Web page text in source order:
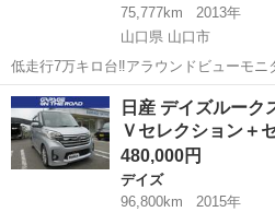
75,777km
2013年
山口県 山口市
低走行7万キロ台‼️アラウンドビューモニ
コミ乗り出し価格‼️分割可❗️ 車検2年付
産 デイズ☆HDDナビ付き☆走行中DVD
☆ドラレコ付き...
山口 山口市 デイズ 走行距離
日産 デイズルー
Ｖセレクション
480,000円
デイズ
96,800km
2015年